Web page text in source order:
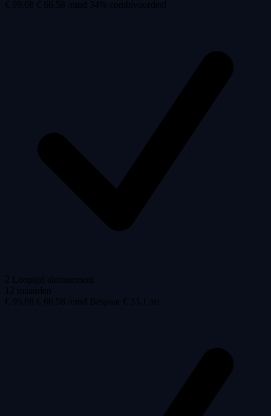
€ 99,68 € 66,58 /mnd 34% combivoordeel
2 Looptijd abonnement
12 maanden
€ 99,68 € 66,58 /mnd Bespaar € 33,1 /m